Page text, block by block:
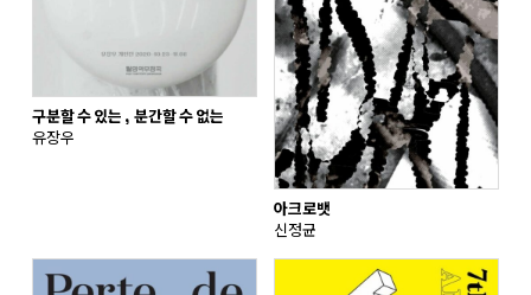
구분할 수 있는, 분간할 수 없는
유장우
아크로뱃
신정균